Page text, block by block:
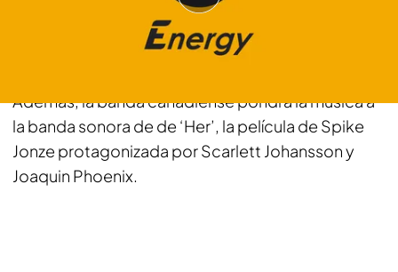
'Arcade Fire' edita su cuarto trabajo con la
Además, la banda canadiense pondrá la música a
la banda sonora de de ‘Her’, la película de Spike
Jonze protagonizada por Scarlett Johansson y
Joaquin Phoenix.